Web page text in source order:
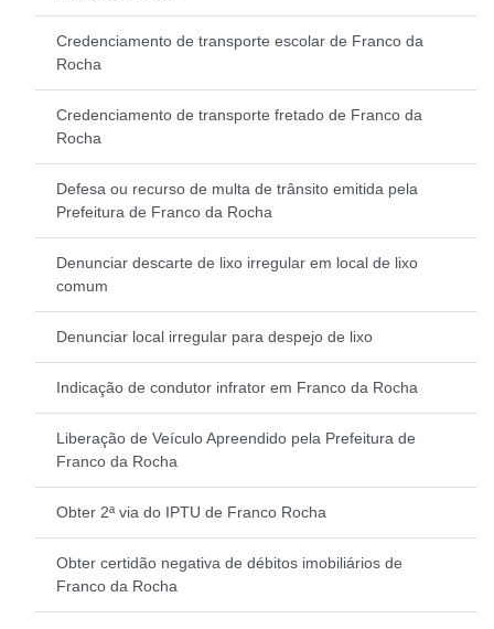
Credenciamento de transporte escolar de Franco da
Rocha
Credenciamento de transporte fretado de Franco da
Rocha
Defesa ou recurso de multa de trânsito emitida pela
Prefeitura de Franco da Rocha
Denunciar descarte de lixo irregular em local de lixo
comum
Denunciar local irregular para despejo de lixo
Indicação de condutor infrator em Franco da Rocha
Liberação de Veículo Apreendido pela Prefeitura de
Franco da Rocha
Obter 2ª via do IPTU de Franco Rocha
Obter certidão negativa de débitos imobiliários de
Franco da Rocha